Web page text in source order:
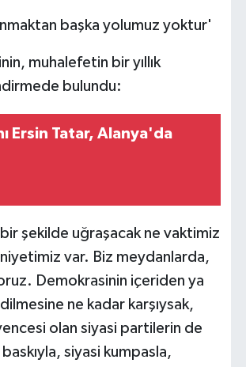
başka yolumuz yoktur'
muhalefetin bir yıllık
bulundu:
Ersin Tatar, Alanya'da
şekilde uğraşacak ne vaktimiz
var. Biz meydanlarda,
Demokrasinin içeriden ya
ne kadar karşıysak,
olan siyasi partilerin de
siyasi kumpasla,